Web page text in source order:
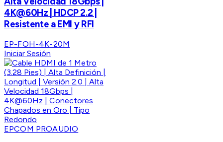
4K@60Hz | HDCP 2.2 |
Resistente a EMI y RFI
EP-FOH-4K-20M
Iniciar Sesión
EPCOM PROAUDIO